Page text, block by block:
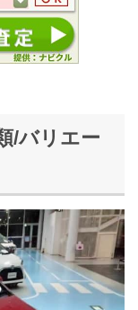
/バリエー